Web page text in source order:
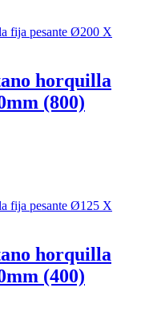
horquilla
(800)
horquilla
(400)